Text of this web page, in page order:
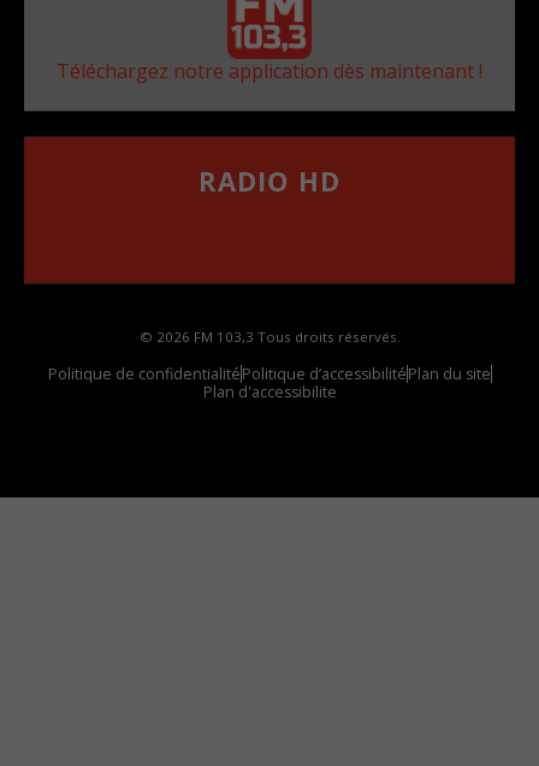
Téléchargez notre application dès maintenant !
RADIO HD
© 2026 FM 103,3 Tous droits réservés.
Politique de confidentialitéPolitique d’accessibilitéPlan du site
Plan d'accessibilite